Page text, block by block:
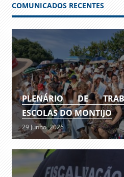
COMUNICADOS RECENTES
PLENÁRIO DE
ESCOLAS DO MONTIJO
29 Junho, 2026